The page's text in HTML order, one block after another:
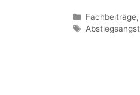
Kategorien
Fachbeiträge,
Schlagwörter
Abstiegsangst